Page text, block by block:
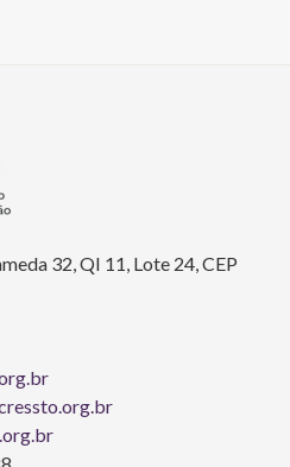
32, QI 11, Lote 24, CEP